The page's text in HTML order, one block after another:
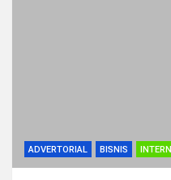
ADVERTORIAL BISNIS